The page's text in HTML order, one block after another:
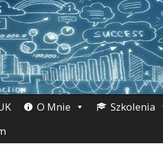
O Mnie
Szkolenia